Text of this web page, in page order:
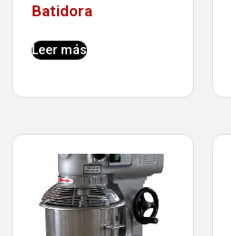
Batidora
Leer más